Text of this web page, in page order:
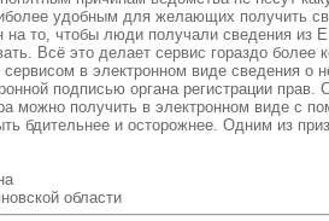
удобным для желающих получить
на то, чтобы люди получали сведения
Всё это делает сервис гораздо
в электронном виде сведения о
подписью органа регистрации
можно получить в электронном виде с
бдительнее и осторожнее. Одним из
области